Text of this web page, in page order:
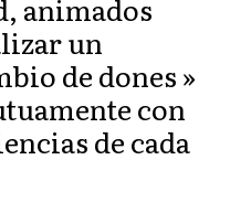
animados
un
de dones »
con
de cada